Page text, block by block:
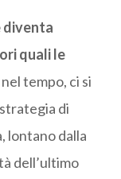
diventa
quali le
nel tempo, ci si
di
lontano dalla
dell’ultimo